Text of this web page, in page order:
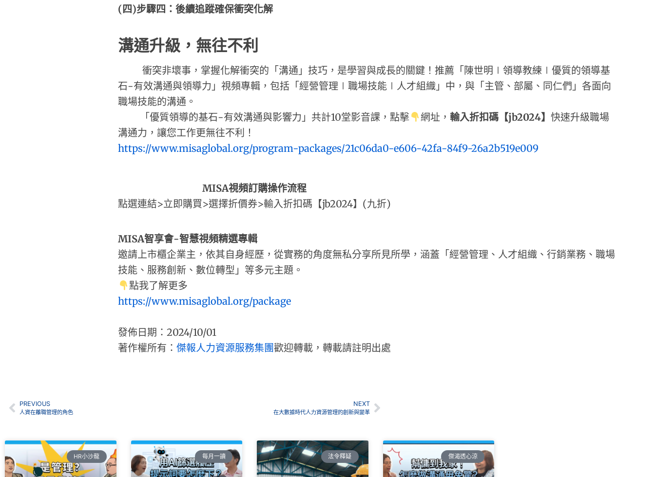
(四)步驟四：後續追蹤確保衝突化解
溝通升級，無往不利
衝突非壞事，掌握化解衝突的「溝通」技巧，是學習與成長的關鍵！推薦「陳世明∣領導教練∣優質的領導基
石-有效溝通與領導力」視頻專輯，包括「經營管理∣職場技能∣人才組織」中，與「主管、部屬、同仁們」各面向
職場技能的溝通。
「優質領導的基石-有效溝通與影響力」 共計10堂影音課，點擊 網址， 輸入折扣碼【jb2024】 快速升級職場
溝通力，讓您工作更無往不利！
https://www.misaglobal.org/program-packages/21c06da0-e606-42fa-84f9-26a2b519e009
MISA視頻訂購操作流程
點選連結>立即購買>選擇折價券>輸入折扣碼【jb2024】(九折)
MISA智享會-智慧視頻精選專輯
邀請上市櫃企業主，依其自身經歷，從實務的角度無私分享所見所學，涵蓋「經營管理、人才組織、行銷業務、職場
技能、服務創新、數位轉型」等多元主題。
點我了解更多
https://www.misaglobal.org/package
發佈日期：2024/10/01
著作權所有：傑報人力資源服務集團歡迎轉載，轉載請註明出處
PREVIOUS
人資在離職管理的角色
NEXT
在大數據時代人力資源管理的創新與變革
HR小沙龍 每月一讀 法令釋疑 傑渴透心涼